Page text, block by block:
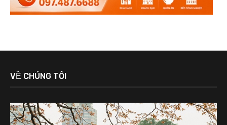
VỀ CHÚNG TÔI